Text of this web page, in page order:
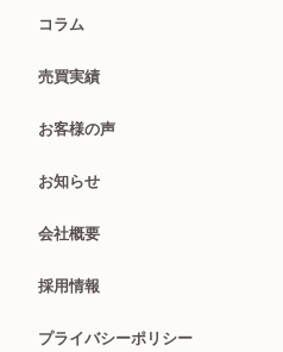
コラム
売買実績
お客様の声
お知らせ
会社概要
採用情報
プライバシーポリシー